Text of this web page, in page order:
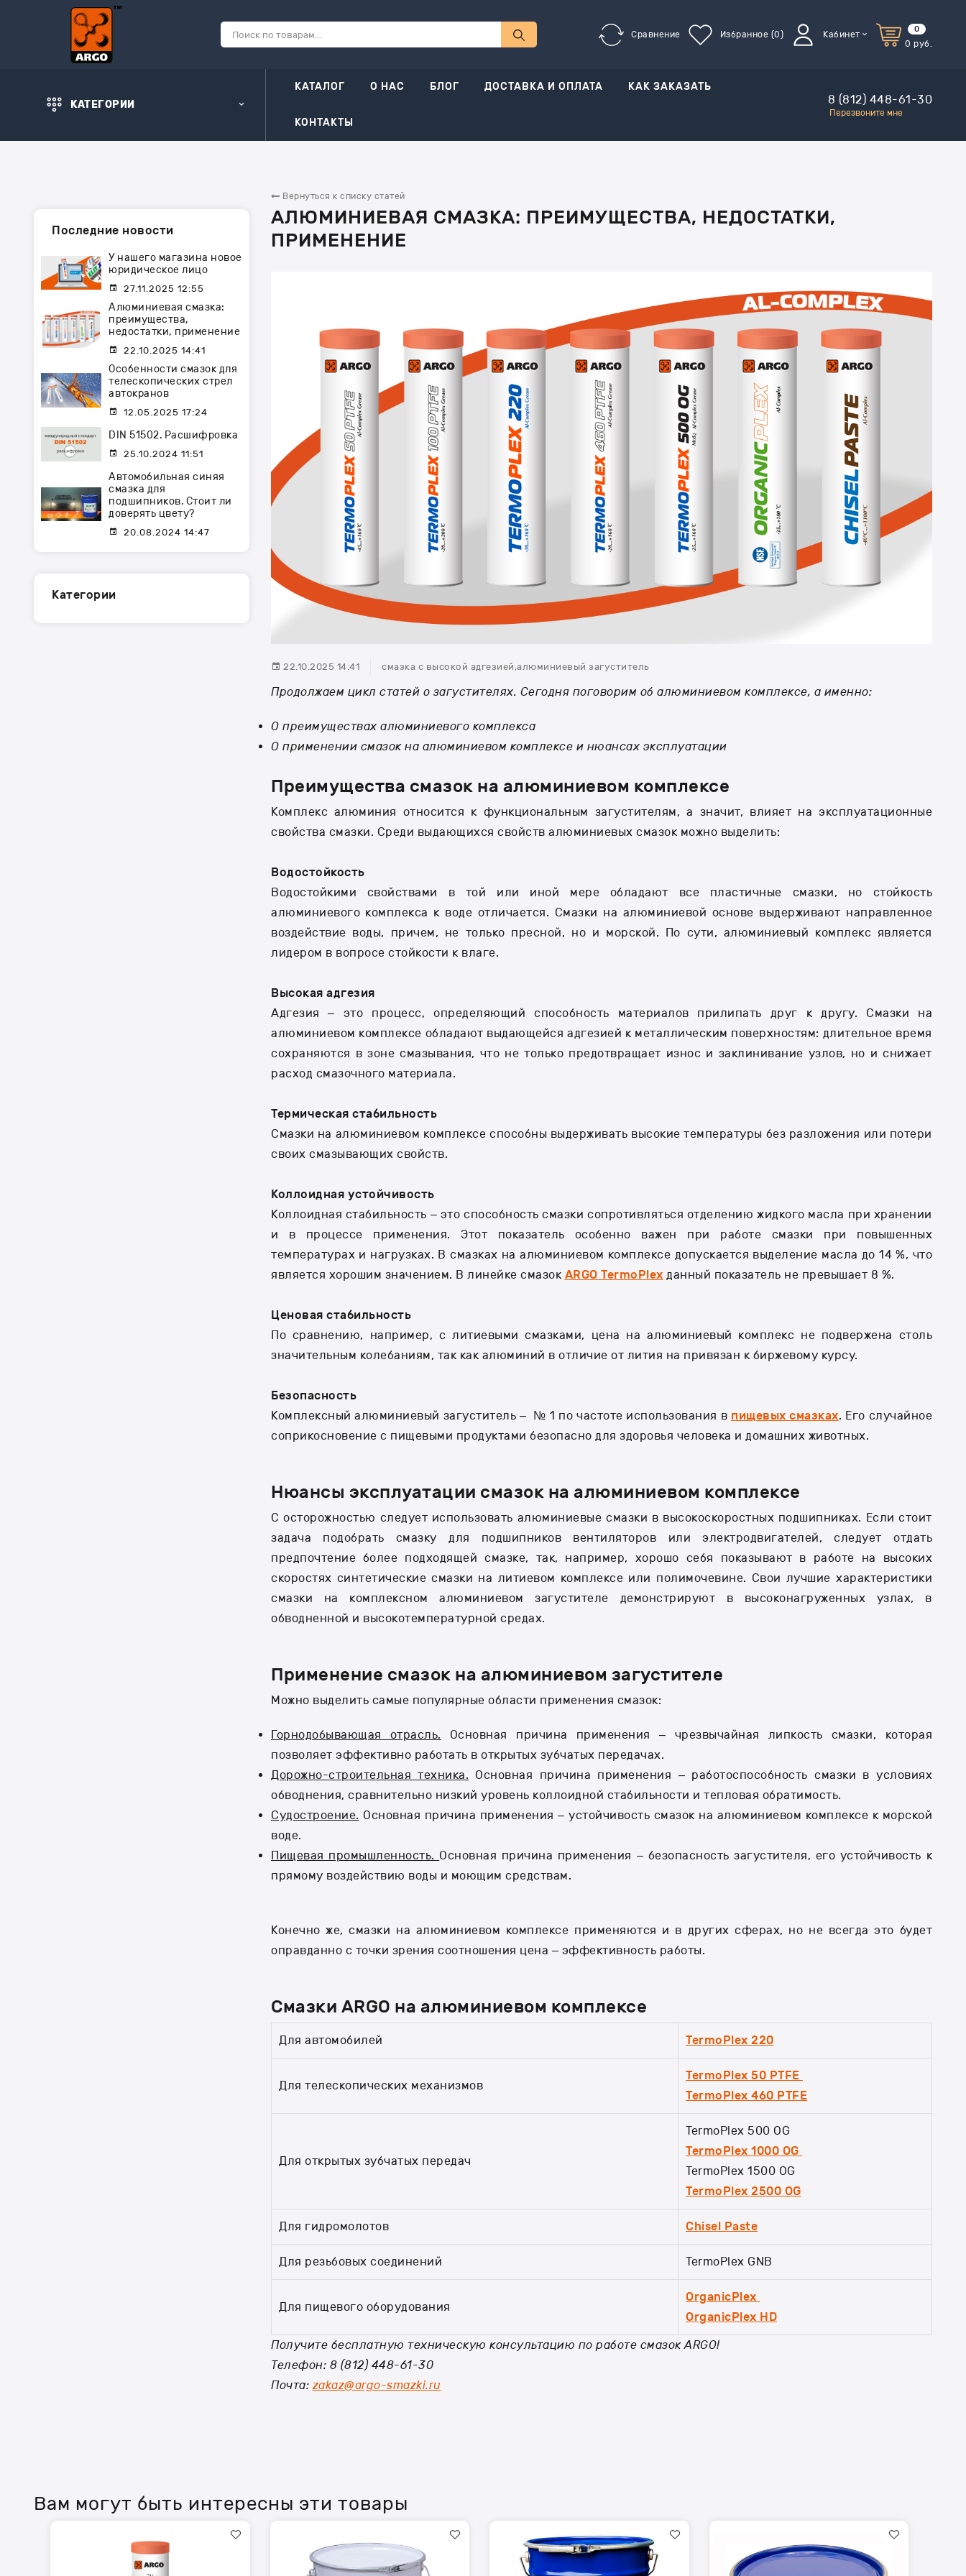
Сравнение Избранное (0) Кабинет
0
0 руб.
КАТЕГОРИИ
КАТАЛОГ О НАС БЛОГ ДОСТАВКА И ОПЛАТА КАК ЗАКАЗАТЬ
КОНТАКТЫ
8 (812) 448-61-30
Перезвоните мне
Последние новости
У нашего магазина новое
юридическое лицо
27.11.2025 12:55
Алюминиевая смазка:
преимущества,
недостатки, применение
22.10.2025 14:41
Особенности смазок для
телескопических стрел
автокранов
12.05.2025 17:24
DIN 51502. Расшифровка
25.10.2024 11:51
Автомобильная синяя
смазка для
подшипников. Стоит ли
доверять цвету?
20.08.2024 14:47
Категории
Вернуться к списку статей
АЛЮМИНИЕВАЯ СМАЗКА: ПРЕИМУЩЕСТВА, НЕДОСТАТКИ,
ПРИМЕНЕНИЕ
22.10.2025 14:41 смазка с высокой адгезией ,алюминиевый загуститель
Продолжаем цикл статей о загустителях. Сегодня поговорим об алюминиевом комплексе, а именно:
О преимуществах алюминиевого комплекса
О применении смазок на алюминиевом комплексе и нюансах эксплуатации
Преимущества смазок на алюминиевом комплексе
Комплекс алюминия относится к функциональным загустителям, а значит, влияет на эксплуатационные
свойства смазки. Среди выдающихся свойств алюминиевых смазок можно выделить:
Водостойкость
Водостойкими свойствами в той или иной мере обладают все пластичные смазки, но стойкость
алюминиевого комплекса к воде отличается. Смазки на алюминиевой основе выдерживают направленное
воздействие воды, причем, не только пресной, но и морской. По сути, алюминиевый комплекс является
лидером в вопросе стойкости к влаге.
Высокая адгезия
Адгезия – это процесс, определяющий способность материалов прилипать друг к другу. Смазки на
алюминиевом комплексе обладают выдающейся адгезией к металлическим поверхностям: длительное время
сохраняются в зоне смазывания, что не только предотвращает износ и заклинивание узлов, но и снижает
расход смазочного материала.
Термическая стабильность
Смазки на алюминиевом комплексе способны выдерживать высокие температуры без разложения или потери
своих смазывающих свойств.
Коллоидная устойчивость
Коллоидная стабильность – это способность смазки сопротивляться отделению жидкого масла при хранении
и в процессе применения. Этот показатель особенно важен при работе смазки при повышенных
температурах и нагрузках. В смазках на алюминиевом комплексе допускается выделение масла до 14 %, что
является хорошим значением. В линейке смазок ARGO TermoPlex данный показатель не превышает 8 %.
Ценовая стабильность
По сравнению, например, с литиевыми смазками, цена на алюминиевый комплекс не подвержена столь
значительным колебаниям, так как алюминий в отличие от лития на привязан к биржевому курсу.
Безопасность
Комплексный алюминиевый загуститель – № 1 по частоте использования в пищевых смазках. Его случайное
соприкосновение с пищевыми продуктами безопасно для здоровья человека и домашних животных.
Нюансы эксплуатации смазок на алюминиевом комплексе
С осторожностью следует использовать алюминиевые смазки в высокоскоростных подшипниках. Если стоит
задача подобрать смазку для подшипников вентиляторов или электродвигателей, следует отдать
предпочтение более подходящей смазке, так, например, хорошо себя показывают в работе на высоких
скоростях синтетические смазки на литиевом комплексе или полимочевине. Свои лучшие характеристики
смазки на комплексном алюминиевом загустителе демонстрируют в высоконагруженных узлах, в
обводненной и высокотемпературной средах.
Применение смазок на алюминиевом загустителе
Можно выделить самые популярные области применения смазок:
Горнодобывающая отрасль. Основная причина применения – чрезвычайная липкость смазки, которая
позволяет эффективно работать в открытых зубчатых передачах.
Дорожно-строительная техника. Основная причина применения – работоспособность смазки в условиях
обводнения, сравнительно низкий уровень коллоидной стабильности и тепловая обратимость.
Судостроение. Основная причина применения – устойчивость смазок на алюминиевом комплексе к морской
воде.
Пищевая промышленность. Основная причина применения – безопасность загустителя, его устойчивость к
прямому воздействию воды и моющим средствам.
Конечно же, смазки на алюминиевом комплексе применяются и в других сферах, но не всегда это будет
оправданно с точки зрения соотношения цена – эффективность работы.
Смазки ARGO на алюминиевом комплексе
Для автомобилей TermoPlex 220
Для телескопических механизмов
TermoPlex 50 PTFE
TermoPlex 460 PTFE
Для открытых зубчатых передач
TermoPlex 500 OG
TermoPlex 1000 OG
TermoPlex 1500 OG
TermoPlex 2500 OG
Для гидромолотов Chisel Paste
Для резьбовых соединений TermoPlex GNB
Для пищевого оборудования
OrganicPlex
OrganicPlex HD
Получите бесплатную техническую консультацию по работе смазок ARGO!
Телефон: 8 (812) 448-61-30
Почта: zakaz@argo-smazki.ru
Вам могут быть интересны эти товары
OrganicPlex
евроведро
евроведро